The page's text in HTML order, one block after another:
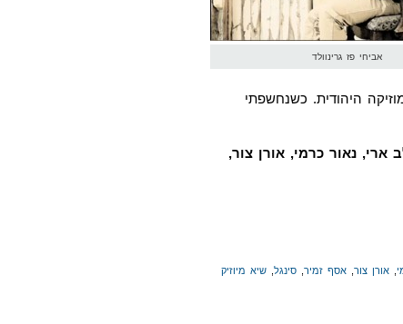
אביחי פז גרינוולד
היהודית. כשנחשפתי
ארי, נאור כרמי, אורן צור,
אורן צור אסף זמיר סינגל שיא מיוזיק